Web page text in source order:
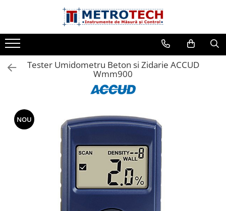
Toate Produsele
Sublere
Sublere digitale
Sublere mecanice de adancime
Sublere cu cadran
Sublere speciale digitale
Sublere speciale mecanice
Sublere mecanice de inaltime
Tester Umidometru Beton si Zidarie ACCUD
Wmm900
NOU